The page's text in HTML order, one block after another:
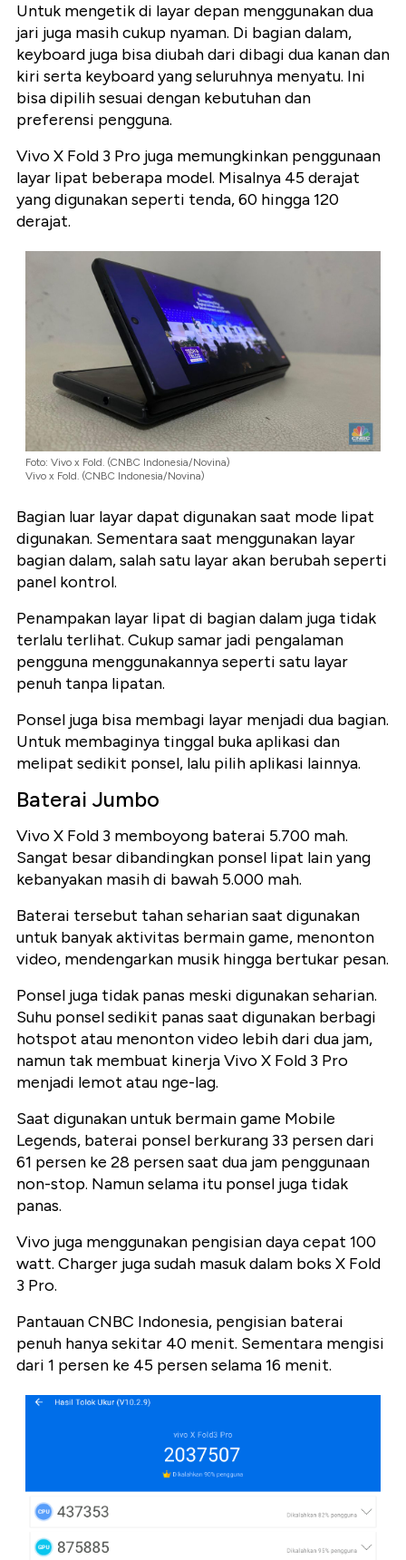
Untuk mengetik di layar depan menggunakan dua
jari juga masih cukup nyaman. Di bagian dalam,
keyboard juga bisa diubah dari dibagi dua kanan dan
kiri serta keyboard yang seluruhnya menyatu. Ini
bisa dipilih sesuai dengan kebutuhan dan
preferensi pengguna.
Vivo X Fold 3 Pro juga memungkinkan penggunaan
layar lipat beberapa model. Misalnya 45 derajat
yang digunakan seperti tenda, 60 hingga 120
derajat.
Foto: Vivo x Fold. (CNBC Indonesia/Novina)
Vivo x Fold. (CNBC Indonesia/Novina)
Bagian luar layar dapat digunakan saat mode lipat
digunakan. Sementara saat menggunakan layar
bagian dalam, salah satu layar akan berubah seperti
panel kontrol.
Penampakan layar lipat di bagian dalam juga tidak
terlalu terlihat. Cukup samar jadi pengalaman
pengguna menggunakannya seperti satu layar
penuh tanpa lipatan.
Ponsel juga bisa membagi layar menjadi dua bagian.
Untuk membaginya tinggal buka aplikasi dan
melipat sedikit ponsel, lalu pilih aplikasi lainnya.
Baterai Jumbo
Vivo X Fold 3 memboyong baterai 5.700 mah.
Sangat besar dibandingkan ponsel lipat lain yang
kebanyakan masih di bawah 5.000 mah.
Baterai tersebut tahan seharian saat digunakan
untuk banyak aktivitas bermain game, menonton
video, mendengarkan musik hingga bertukar pesan.
Ponsel juga tidak panas meski digunakan seharian.
Suhu ponsel sedikit panas saat digunakan berbagi
hotspot atau menonton video lebih dari dua jam,
namun tak membuat kinerja Vivo X Fold 3 Pro
menjadi lemot atau nge-lag.
Saat digunakan untuk bermain game Mobile
Legends, baterai ponsel berkurang 33 persen dari
61 persen ke 28 persen saat dua jam penggunaan
non-stop. Namun selama itu ponsel juga tidak
panas.
Vivo juga menggunakan pengisian daya cepat 100
watt. Charger juga sudah masuk dalam boks X Fold
3 Pro.
Pantauan CNBC Indonesia, pengisian baterai
penuh hanya sekitar 40 menit. Sementara mengisi
dari 1 persen ke 45 persen selama 16 menit.